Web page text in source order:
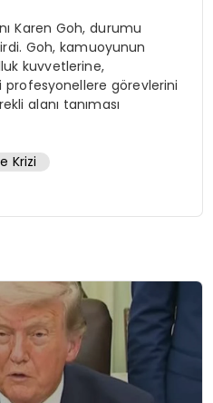
Karen Goh, durumu
Goh, kamuoyunun
kuvvetlerine,
görevlerini
alanı tanıması
Krizi